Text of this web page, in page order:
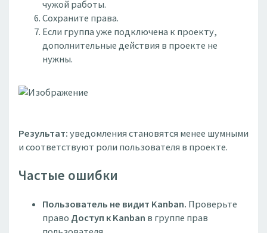
чужой работы.
Сохраните права.
Если группа уже подключена к проекту,
дополнительные действия в проекте не
нужны.
Результат:уведомления становятся менее шумными
и соответствуют роли пользователя в проекте.
Частые ошибки
Пользователь не видит Kanban. Проверьте
право Доступ к Kanban в группе прав